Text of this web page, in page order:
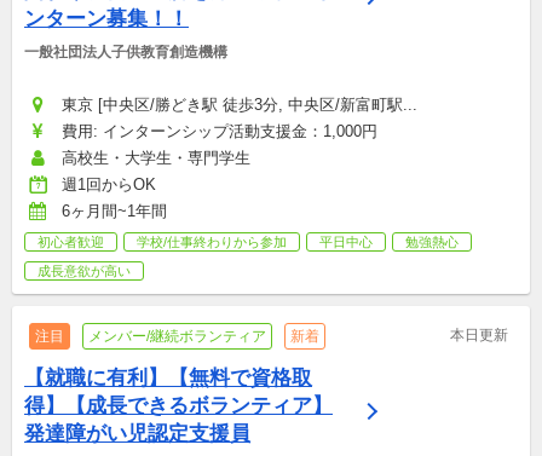
ンターン募集！！
一般社団法人子供教育創造機構
東京 [中央区/勝どき駅 徒歩3分, 中央区/新富町駅...
費用: インターンシップ活動支援金：1,000円
高校生・大学生・専門学生
週1回からOK
6ヶ月間~1年間
初心者歓迎 学校/仕事終わりから参加 平日中心
勉強熱心
成長意欲が高い
注目 メンバー/継続ボランティア 新着 本日更新
【就職に有利】【無料で資格取
得】【成長できるボランティア】
発達障がい児認定支援員